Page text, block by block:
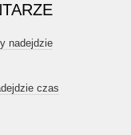
nadejdzie
czas